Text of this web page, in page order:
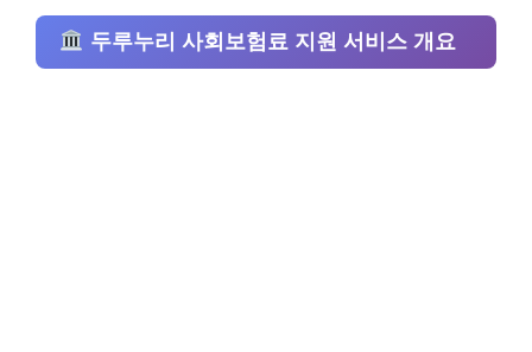
두루누리 사회보험료 지원 서비스 개요